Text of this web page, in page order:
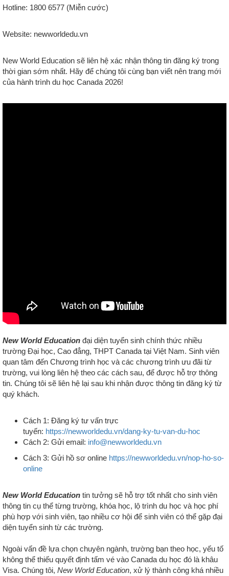
Hotline: 1800 6577 (Miễn cước)
Website: newworldedu.vn
New World Education sẽ liên hệ xác nhận thông tin đăng ký trong
thời gian sớm nhất. Hãy để chúng tôi cùng bạn viết nên trang mới
của hành trình du học Canada 2026!
New World Education đại diện tuyển sinh chính thức nhiều
trường Đại học, Cao đẳng, THPT Canada tại Việt Nam. Sinh viên
quan tâm đến Chương trình học và các chương trình ưu đãi từ
trường, vui lòng liên hệ theo các cách sau, để được hỗ trợ thông
tin. Chúng tôi sẽ liên hệ lại sau khi nhận được thông tin đăng ký từ
quý khách.
Cách 1: Đăng ký tư vấn trực
tuyến: https://newworldedu.vn/dang-ky-tu-van-du-hoc
Cách 2: Gửi email: info@newworldedu.vn
Cách 3: Gửi hồ sơ online https://newworldedu.vn/nop-ho-so-
online
New World Education tin tưởng sẽ hỗ trợ tốt nhất cho sinh viên
thông tin cụ thể từng trường, khóa học, lộ trình du học và học phí
phù hợp với sinh viên, tạo nhiều cơ hội để sinh viên có thể gặp đại
diện tuyển sinh từ các trường.
Ngoài vấn đề lựa chọn chuyên ngành, trường bạn theo học, yếu tố
không thể thiếu quyết định tấm vé vào Canada du học đó là khâu
Visa. Chúng tôi, New World Education, xử lý thành công khá nhiều